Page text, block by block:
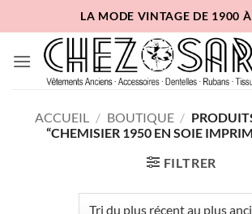
au
contenu
LA MODE VINTAGE DE 1900
ACCUEIL / BOUTIQUE /
“CHEMISIER 1950 EN SOIE
FILTRER